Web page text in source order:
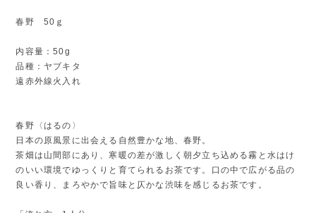
春野 50ｇ
内容量：50g
品種：ヤブキタ
遠赤外線火入れ
春野〈はるの〉
日本の原風景に出会える自然豊かな地、春野。
茶畑は山間部にあり、寒暖の差が激しく朝夕立ち込める霧と水はけ
のいい環境でゆっくりと育てられるお茶です。口の中で広がる品の
良い香り、まろやかで旨味と仄かな渋味を感じるお茶です。